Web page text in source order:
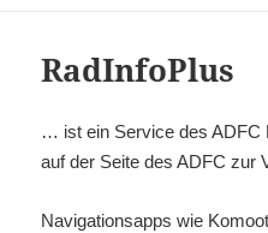
RadInfoPlus
… ist ein Service des ADFC
auf der Seite des ADFC zur
Navigationsapps wie